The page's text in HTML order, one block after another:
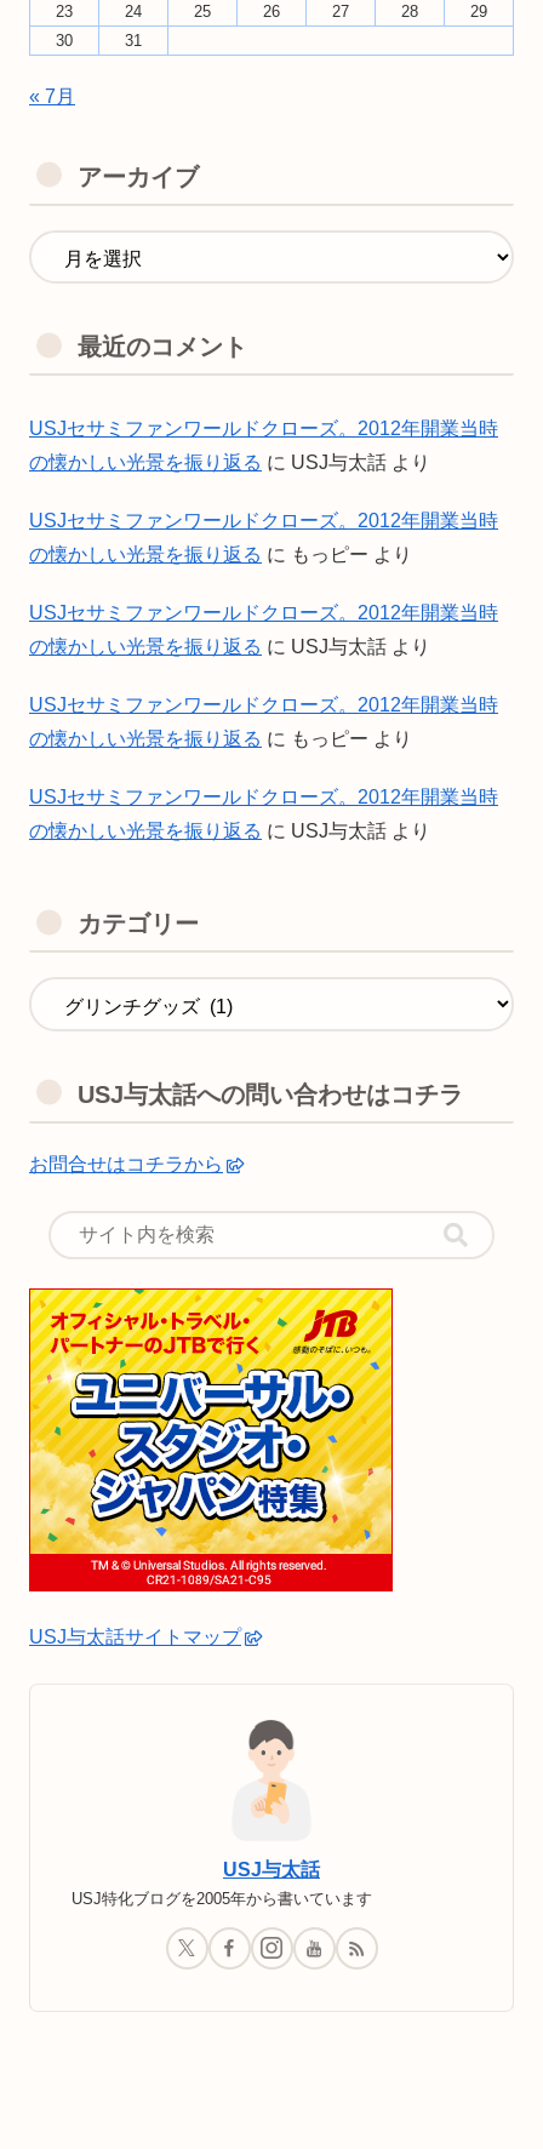
23
24 25 26 27 28
29
30
31
« 7月
アーカイブ
最近のコメント
USJセサミファンワールドクローズ。2012年開業当時
の懐かしい光景を振り返る に USJ与太話 より
USJセサミファンワールドクローズ。2012年開業当時
の懐かしい光景を振り返る に もっピー より
USJセサミファンワールドクローズ。2012年開業当時
の懐かしい光景を振り返る に USJ与太話 より
USJセサミファンワールドクローズ。2012年開業当時
の懐かしい光景を振り返る に もっピー より
USJセサミファンワールドクローズ。2012年開業当時
の懐かしい光景を振り返る に USJ与太話 より
カテゴリー
USJ与太話への問い合わせはコチラ
お問合せはコチラから
USJ与太話サイトマップ
USJ与太話
USJ特化ブログを2005年から書いています